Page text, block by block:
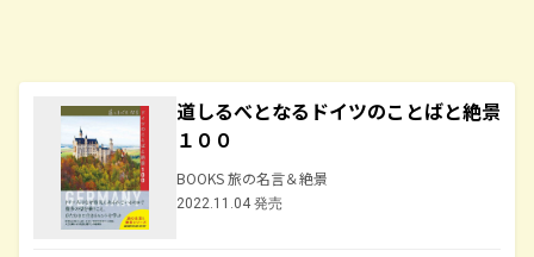
道しるべとなるドイツのことばと絶景
１００
BOOKS 旅の名言＆絶景
2022.11.04 発売